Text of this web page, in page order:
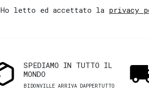
Ho letto ed accettato la privacy
SPEDIAMO IN TUTTO IL
MONDO
BIDONVILLE ARRIVA DAPPERTUTTO